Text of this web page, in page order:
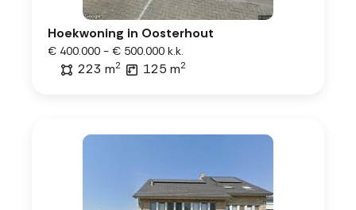
Hoekwoning in Oosterhout
€ 400.000 - € 500.000 k.k.
223 m2 125 m2